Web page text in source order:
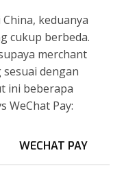
keduanya
cukup berbeda.
merchant
dengan
ini beberapa
WeChat Pay:
WECHAT PAY